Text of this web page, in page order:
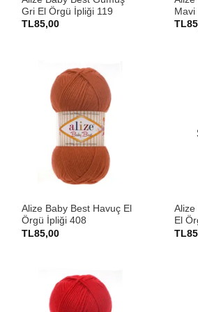
Gri El Örgü İpliği 119
TL85,00
TL
Alize Baby Best Havuç El
Örgü İpliği 408
TL85,00
Alize
El
TL